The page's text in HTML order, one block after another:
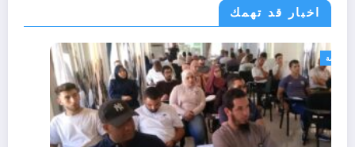
اخبار قد تهمك
رياضة